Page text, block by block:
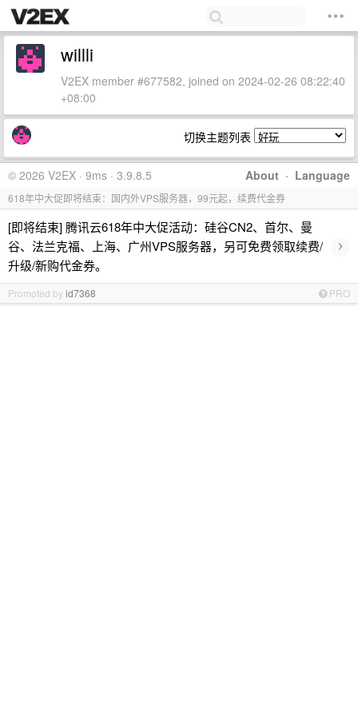
willli
V2EX member #677582, joined on 2024-02-26 08:22:40
+08:00
切换主题列表
About · Language
© 2026 V2EX · 9ms · 3.9.8.5
618年中大促即将结束：国内外VPS服务器，99元起，续费代金券
[即将结束] 腾讯云618年中大促活动：硅谷CN2、首尔、曼
谷、法兰克福、上海、广州VPS服务器，另可免费领取续费/
升级/新购代金券。
›
Promoted byid7368 PRO